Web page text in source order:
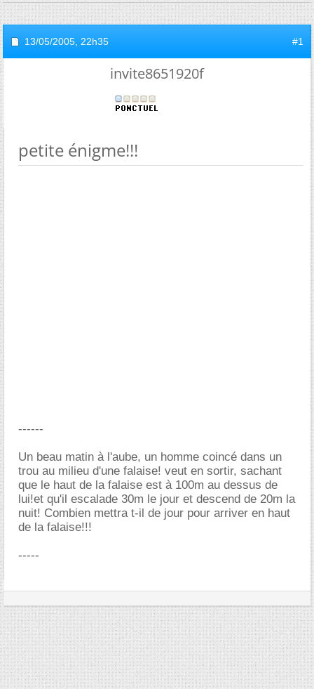
13/05/2005, 22h35 #1
invite8651920f
petite énigme!!!
------
Un beau matin à l'aube, un homme coincé dans un
trou au milieu d'une falaise! veut en sortir, sachant
que le haut de la falaise est à 100m au dessus de
lui!et qu'il escalade 30m le jour et descend de 20m la
nuit! Combien mettra t-il de jour pour arriver en haut
de la falaise!!!
-----